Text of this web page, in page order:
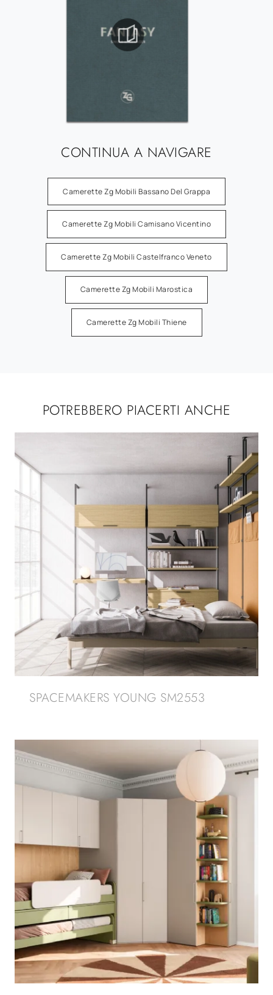
CONTINUA A NAVIGARE
Camerette Zg Mobili Bassano Del Grappa
Camerette Zg Mobili Camisano Vicentino
Camerette Zg Mobili Castelfranco Veneto
Camerette Zg Mobili Marostica
Camerette Zg Mobili Thiene
POTREBBERO PIACERTI ANCHE
SPACEMAKERS YOUNG SM2553